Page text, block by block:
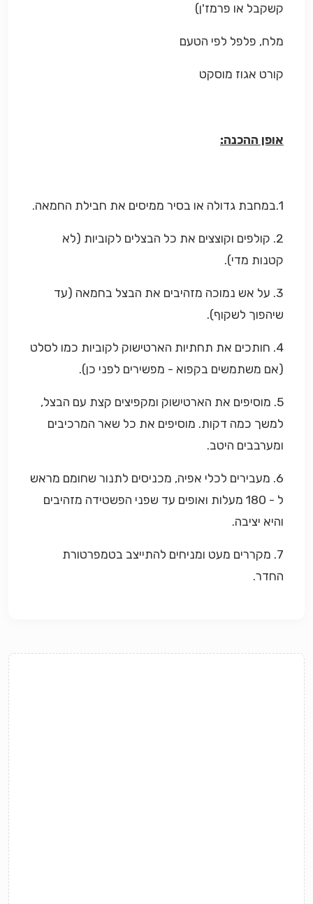
קשקבל או פרמז'ן)
מלח, פלפל לפי הטעם
קורט אגוז מוסקט
אופן ההכנה:
1.במחבת גדולה או בסיר ממיסים את חבילת החמאה.
2. קולפים וקוצצים את כל הבצלים לקוביות (לא
קטנות מדי).
3. על אש נמוכה מזהיבים את הבצל בחמאה (עד
שיהפוך לשקוף).
4. חותכים את תחתיות הארטישוק לקוביות כמו לסלט
(אם משתמשים בקפוא - מפשירים לפני כן).
5. מוסיפים את הארטישוק ומקפיצים קצת עם הבצל,
למשך כמה דקות. מוסיפים את כל שאר המרכיבים
ומערבבים היטב.
6. מעבירים לכלי אפיה, מכניסים לתנור שחומם מראש
ל - 180 מעלות ואופים עד שפני הפשטידה מזהיבים
והיא יציבה.
7. מקררים מעט ומניחים להתייצב בטמפרטורת
החדר.